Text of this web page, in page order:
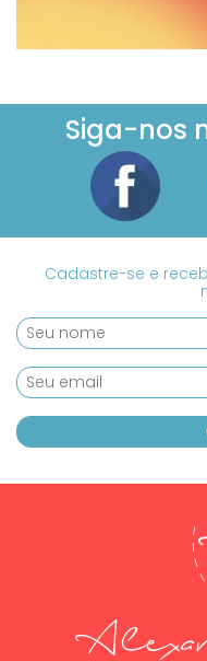
Siga-nos
Cadastre-se e